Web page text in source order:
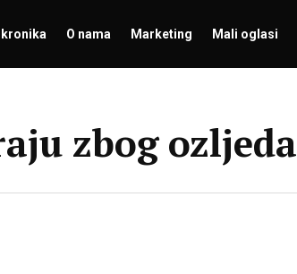
kronika O nama Marketing Mali oglasi
zbog ozljeda